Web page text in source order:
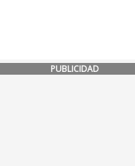
PUBLICIDAD